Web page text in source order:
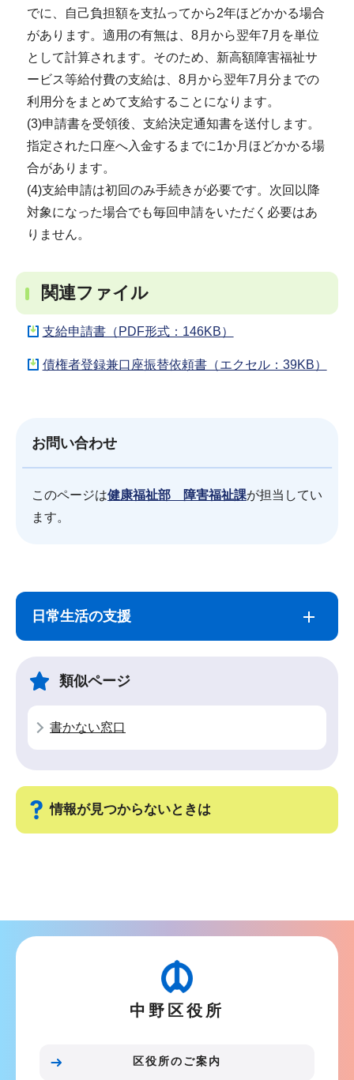
でに、自己負担額を支払ってから2年ほどかかる場合
があります。適用の有無は、8月から翌年7月を単位
として計算されます。そのため、新高額障害福祉サ
ービス等給付費の支給は、8月から翌年7月分までの
利用分をまとめて支給することになります。
(3)申請書を受領後、支給決定通知書を送付します。
指定された口座へ入金するまでに1か月ほどかかる場
合があります。
(4)支給申請は初回のみ手続きが必要です。次回以降
対象になった場合でも毎回申請をいただく必要はあ
りません。
関連ファイル
支給申請書（PDF形式：146KB）
債権者登録兼口座振替依頼書（エクセル：39KB）
お問い合わせ
このページは健康福祉部 障害福祉課が担当してい
ます。
こ
日常生活の支援
類似ページ
書かない窓口
情報が見つからないときは
ゲ
中野区役所
区役所のご案内